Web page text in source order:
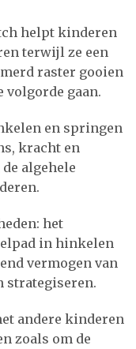
helpt kinderen
terwijl ze een
raster gooien
volgorde gaan.
en springen
kracht en
algehele
het
in hinkelen
vermogen van
strategiseren.
andere kinderen
zoals om de